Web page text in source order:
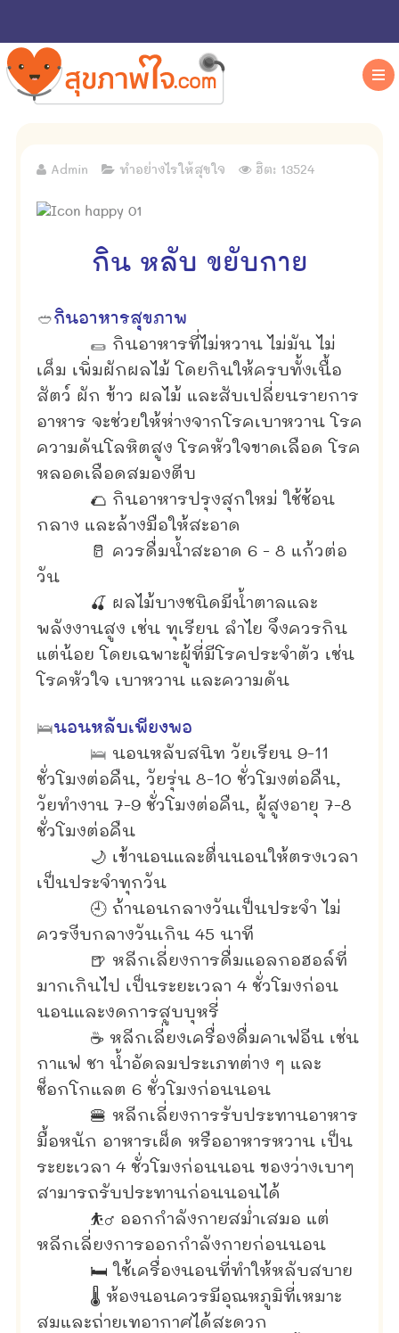
Admin ทำอย่างไรให้สุขใจ ฮิต: 13524
กิน หลับ ขยับกาย
🥙กินอาหารสุขภาพ
🌯 กินอาหารที่ไม่หวาน ไม่มัน ไม่
เค็ม เพิ่มผักผลไม้ โดยกินให้ครบทั้งเนื้อ
สัตว์ ผัก ข้าว ผลไม้ และสับเปลี่ยนรายการ
อาหาร จะช่วยให้ห่างจากโรคเบาหวาน โรค
ความดันโลหิตสูง โรคหัวใจขาดเลือด โรค
หลอดเลือดสมองตีบ
🌮 กินอาหารปรุงสุกใหม่ ใช้ช้อน
กลาง และล้างมือให้สะอาด
🥛 ควรดื่มน้ำสะอาด 6 - 8 แก้วต่อ
วัน
🍒 ผลไม้บางชนิดมีน้ำตาลและ
พลังงานสูง เช่น ทุเรียน ลำไย จึงควรกิน
แต่น้อย โดยเฉพาะผู้ที่มีโรคประจำตัว เช่น
โรคหัวใจ เบาหวาน และความดัน
🛌นอนหลับเพียงพอ
🛌 นอนหลับสนิท วัยเรียน 9-11
ชั่วโมงต่อคืน, วัยรุ่น 8-10 ชั่วโมงต่อคืน,
วัยทำงาน 7-9 ชั่วโมงต่อคืน, ผู้สูงอายุ 7-8
ชั่วโมงต่อคืน
🌙 เข้านอนและตื่นนอนให้ตรงเวลา
เป็นประจำทุกวัน
🕘 ถ้านอนกลางวันเป็นประจำ ไม่
ควรงีบกลางวันเกิน 45 นาที
🍺 หลีกเลี่ยงการดื่มแอลกอฮอล์ที่
มากเกินไป เป็นระยะเวลา 4 ชั่วโมงก่อน
นอนและงดการสูบบุหรี่
☕ หลีกเลี่ยงเครื่องดื่มคาเฟอีน เช่น
กาแฟ ชา น้ำอัดลมประเภทต่าง ๆ และ
ช็อกโกแลต 6 ชั่วโมงก่อนนอน
🍔 หลีกเลี่ยงการรับประทานอาหาร
มื้อหนัก อาหารเผ็ด หรืออาหารหวาน เป็น
ระยะเวลา 4 ชั่วโมงก่อนนอน ของว่างเบาๆ
สามารถรับประทานก่อนนอนได้
⛹️‍♂️ ออกกำลังกายสม่ำเสมอ แต่
หลีกเลี่ยงการออกกำลังกายก่อนนอน
🛏 ใช้เครื่องนอนที่ทำให้หลับสบาย
🌡 ห้องนอนควรมีอุณหภูมิที่เหมาะ
สมและถ่ายเทอากาศได้สะดวก